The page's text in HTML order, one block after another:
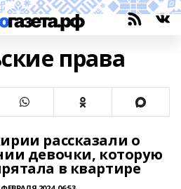
права
рассказали о
девочки, которую
в квартире